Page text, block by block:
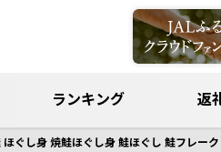
ランキング 返
ほぐし身 焼鮭ほぐし身 鮭ほぐし 鮭フレ